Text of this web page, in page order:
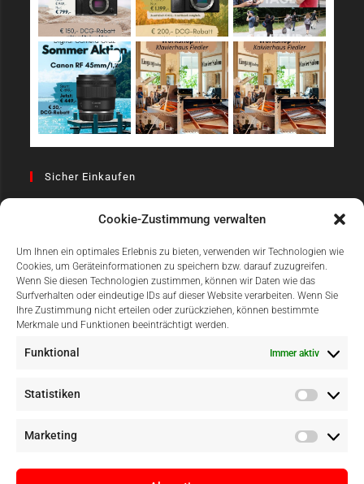
Cookie-Zustimmung verwalten
Um Ihnen ein optimales Erlebnis zu bieten, verwenden wir Technologien wie
Cookies, um Geräteinformationen zu speichern bzw. darauf zuzugreifen.
Wenn Sie diesen Technologien zustimmen, können wir Daten wie das
Surfverhalten oder eindeutige IDs auf dieser Website verarbeiten. Wenn Sie
Ihre Zustimmung nicht erteilen oder zurückziehen, können bestimmte
Merkmale und Funktionen beeinträchtigt werden.
Funktional Immer aktiv
Statistiken
Marketing
Sicher Einkaufen
Einfach Online Bezahlen